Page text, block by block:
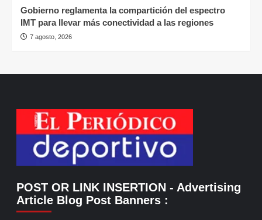
Gobierno reglamenta la compartición del espectro
IMT para llevar más conectividad a las regiones
7 agosto, 2026
POST OR LINK INSERTION - Advertising
Article Blog Post Banners :